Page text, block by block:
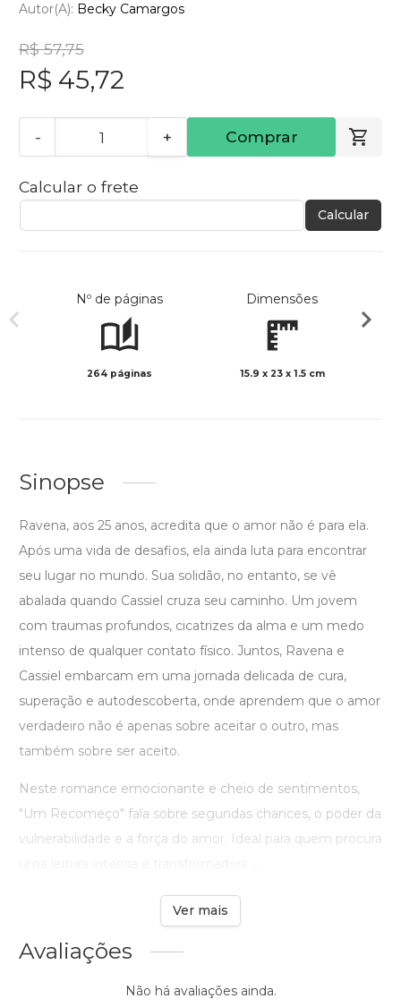
Autor(a): Becky Camargos
R$ 57,75
R$ 45,72
- + Comprar
Calcular o frete
Calcular
Nº de páginas
264 páginas
Dimensões
15.9 x 23 x 1.5 cm
Sinopse
Ravena, aos 25 anos, acredita que o amor não é para ela.
Após uma vida de desafios, ela ainda luta para encontrar
seu lugar no mundo. Sua solidão, no entanto, se vê
abalada quando Cassiel cruza seu caminho. Um jovem
com traumas profundos, cicatrizes da alma e um medo
intenso de qualquer contato físico. Juntos, Ravena e
Cassiel embarcam em uma jornada delicada de cura,
superação e autodescoberta, onde aprendem que o amor
verdadeiro não é apenas sobre aceitar o outro, mas
também sobre ser aceito.
Neste romance emocionante e cheio de sentimentos,
"Um Recomeço" fala sobre segundas chances, o poder da
vulnerabilidade e a força do amor. Ideal para quem procura
Ver mais
Avaliações
Não há avaliações ainda.